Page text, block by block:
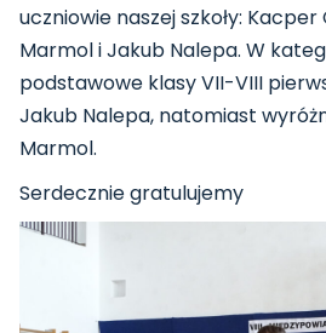
uczniowie naszej szkoły:
Marmol i Jakub Nalepa. W
podstawowe klasy VII-VIII
Jakub Nalepa, natomiast
Marmol.
Serdecznie gratulujemy